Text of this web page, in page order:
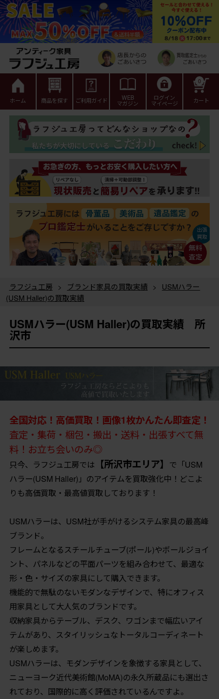
ホーム 商品を探す ご利用ガイド WEB
マガジン
ログイン
マイページ カート
0
ラフジュ工房 > ブランド家具の買取実績 >
USMハラー
(USM Haller)の買取実績
USMハラー(USM Haller)の買取実績 所
沢市
全国対応！高価買取！画像1枚かんたん即査定！
査定・集荷・梱包・搬出・送料・出張すべて無
料！お立ち会いのみ◎
只今、ラフジュ工房では 【所沢市エリア】 で「USM
ハラー(USM Haller)」のアイテムを買取強化中！どこよ
りも高価買取・最高値買取しております！
USMハラーは、USM社が手がけるシステム家具の最高峰
ブランド。
フレームとなるスチールチューブ(ポール)やボールジョイ
ント、パネルなどの平面パーツを組み合わせて、最適な
形・色・サイズの家具にして購入できます。
機能的で無駄のないモダンなデザインで、特にオフィス
用家具として大人気のブランドです。
収納家具からテーブル、デスク、ワゴンまで幅広いアイ
テムがあり、スタイリッシュなトータルコーディネート
が楽しめます。
USMハラーは、モダンデザインを象徴する家具として、
ニューヨーク近代美術館(MoMA)の永久所蔵品にも選出さ
れており、国際的に高く評価されているんですよ。